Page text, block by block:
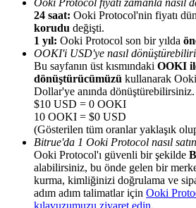
Yönlendirme
Arkadaşını davet et, nakit ödüller
BTC Welcome Rewards
24 saat: Ooki Protocol'nin fiyatı
korudu değişti.
1 yıl: Ooki Protocol son bir yılda
OOKI'i USD'ye nasıl
Bu sayfanın üst kısmındaki OOKI
dönüştürücümüzü kullanarak
Dollar'ye anında dönüştürebilirsiniz.
$10 USD = 0 OOKI
10 OOKI = $0 USD
(Gösterilen tüm oranlar yaklaşık
Bitrue'da 1 Ooki Protocol nasıl
Ooki Protocol'ı güvenli bir şekilde
alabilirsiniz, bu önde gelen bir
kurma, kimliğinizi doğrulama ve
adım adım talimatlar için Ooki
kılavuzumuzu ziyaret edin.